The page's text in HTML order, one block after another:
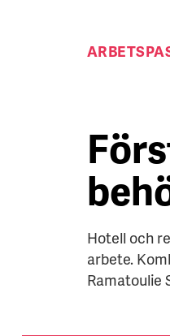
Hotell och
arbete.
Ramatoulie